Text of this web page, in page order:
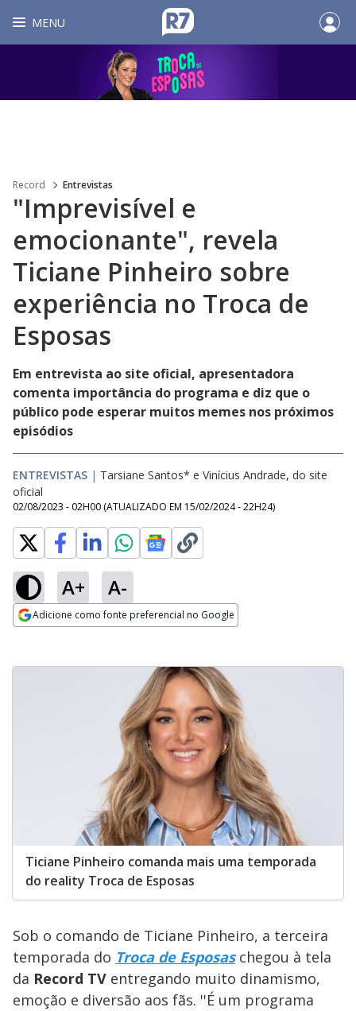
MENU
Record Entrevistas
"Imprevisível e
emocionante", revela
Ticiane Pinheiro sobre
experiência no Troca de
Esposas
Em entrevista ao site oficial, apresentadora
comenta importância do programa e diz que o
público pode esperar muitos memes nos próximos
episódios
ENTREVISTAS | Tarsiane Santos* e Vinícius Andrade, do site
oficial
02/08/2023 - 02H00 (ATUALIZADO EM 15/02/2024 - 22H24)
A+ A-
Adicione como fonte preferencial no Google
Ticiane Pinheiro comanda mais uma temporada
do reality Troca de Esposas
Sob o comando de Ticiane Pinheiro, a terceira
temporada do Troca de Esposaschegou à tela
da Record TV entregando muito dinamismo,
emoção e diversão aos fãs. ''É um programa